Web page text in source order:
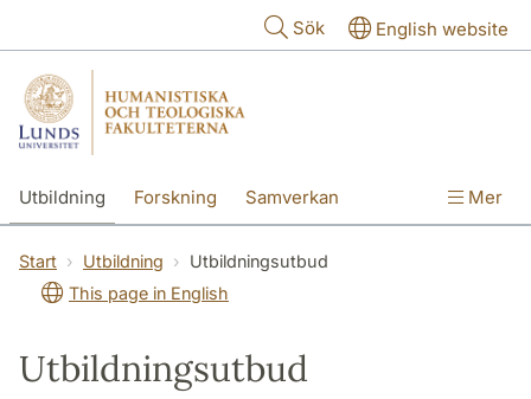
Sök English website
Utbildning Forskning Samverkan Mer
Start Utbildning
Utbildningsutbud
This page in English
Utbildningsutbud